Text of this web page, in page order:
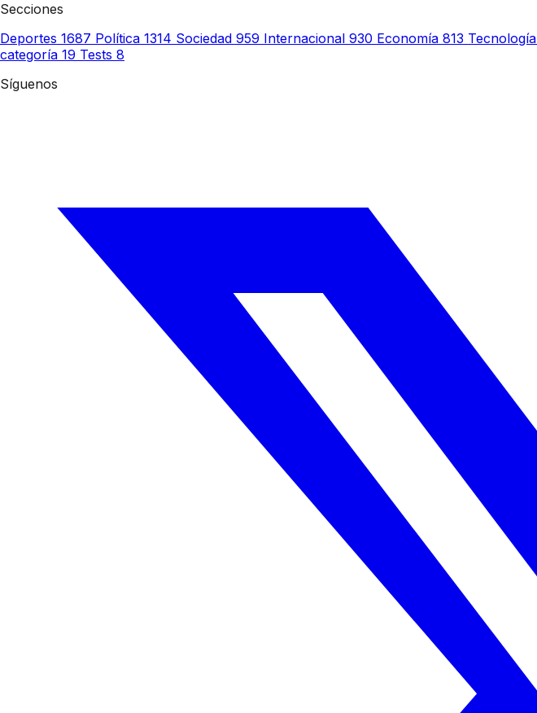
Secciones
Deportes 1687 Política 1314 Sociedad 959 Internacional 930 Economía 813 Tecnología
categoría 19 Tests 8
Síguenos